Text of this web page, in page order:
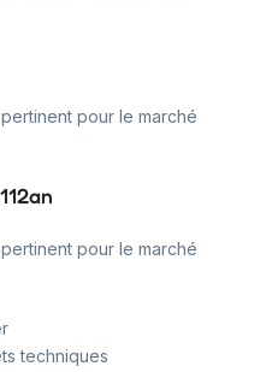
pour le marché
pour le marché
techniques